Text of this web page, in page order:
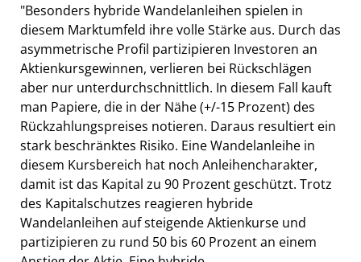
"Besonders hybride Wandelanleihen spielen in
diesem Marktumfeld ihre volle Stärke aus. Durch das
asymmetrische Profil partizipieren Investoren an
Aktienkursgewinnen, verlieren bei Rückschlägen
aber nur unterdurchschnittlich. In diesem Fall kauft
man Papiere, die in der Nähe (+/-15 Prozent) des
Rückzahlungspreises notieren. Daraus resultiert ein
stark beschränktes Risiko. Eine Wandelanleihe in
diesem Kursbereich hat noch Anleihencharakter,
damit ist das Kapital zu 90 Prozent geschützt. Trotz
des Kapitalschutzes reagieren hybride
Wandelanleihen auf steigende Aktienkurse und
partizipieren zu rund 50 bis 60 Prozent an einem